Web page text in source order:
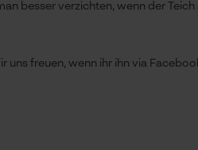
besser verzichten, wenn der
uns freuen, wenn ihr ihn via
Opgeslagen winkelwagen